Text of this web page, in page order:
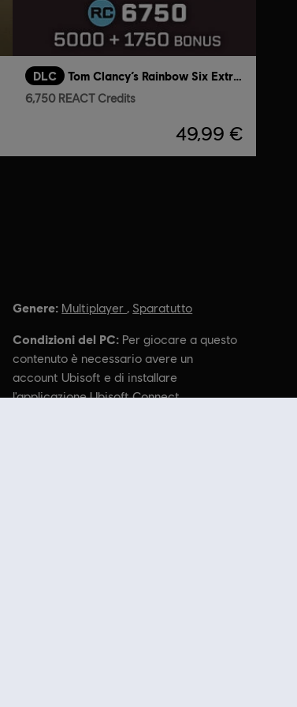
DLC Tom Clancy’s Rainbow Six Extraction
6,750 REACT Credits
49,99 €
Genere: Multiplayer , Sparatutto
Condizioni del PC: Per giocare a questo
contenuto è necessario avere un
account Ubisoft e di installare
l'applicazione Ubisoft Connect.